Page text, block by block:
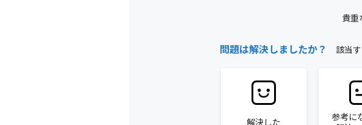
貴重
問題は解決しましたか？ 該当す
解決した
参考に